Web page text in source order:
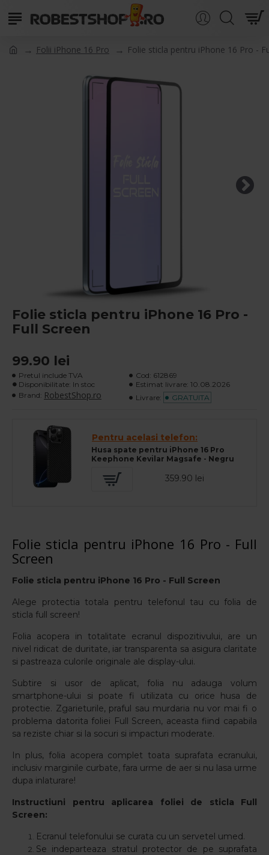
Folii iPhone 16 Pro Folie sticla pentru iPhone 16 Pro -
Folie sticla pentru iPhone 16 Pro -
Full Screen
99.90 lei
Pretul include TVA
Disponibilitate: In stoc
Brand: RobestShop.ro
Cod: 612869
Estimat livrare: 10.08.2026
Livrare:
GRATUITA
Pentru acelasi telefon:
Husa spate pentru iPhone 16 Pro
Keephone Kevilar Magsafe - Negru
359.90 lei
Folie sticla pentru iPhone 16 Pro - Full
Screen
Folie sticla pentru iPhone 16 Pro - Full Screen
Alege protectia totala pentru telefonul tau cu folia de
sticla full screen!
Folia acopera in totalitate ecranul dispozitivului, are un
nivel ridicat de duritate, iar transparenta sa asigura claritate
si pastreaza culorile originale ale display-ului.
Subtire si usor de aplicat, folia nu adauga volum
smartphone-ului si poate fi utilizata cu orice husa de
protectie. Zgarieturile, praful sau murdaria nu vor mai fi o
problema datorita foliei Full Screen, aceasta fiind capabila
sa reziste chiar si la socuri si impacturi moderate.
In plus, folia acopera complet toata suprafata ecranului,
inclusiv marginile curbate, fara urme de aer si nu lasa urme
dupa inlaturare!
Instructiuni pentru aplicarea foliei de sticla Full
Screen:
Ecranul telefonului se curata cu un servetel umed.
Se indeparteaza stratul protector de pe suprafata